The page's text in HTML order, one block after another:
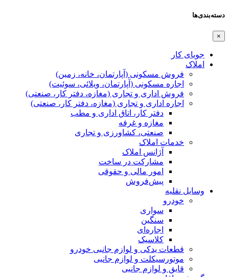
دسته‌بندی‌ها
×
جویای کار
املاک
فروش مسکونی (آپارتمان، خانه، زمین)
اجاره مسکونی (آپارتمان، ویلائی، سوئیت)
فروش اداری و تجاری (مغازه، دفتر کار، صنعتی)
اجاره اداری و تجاری (مغازه، دفتر کار، صنعتی)
دفتر کار، اتاق اداری و مطب
مغازه و غرفه
صنعتی،‌ کشاورزی و تجاری
خدمات املاک
آژانس املاک
مشارکت در ساخت
امور مالی و حقوقی
پیش‌فروش
وسایل نقلیه
خودرو
سواری
سنگین
اجاره‌ای
کلاسیک
قطعات یدکی و لوازم جانبی خودرو
موتورسیکلت و لوازم جانبی
قایق و لوازم جانبی